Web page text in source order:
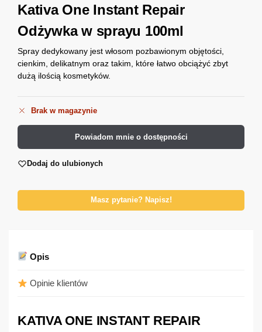
Kativa One Instant Repair
Odżywka w sprayu 100ml
Spray dedykowany jest włosom pozbawionym objętości,
cienkim, delikatnym oraz takim, które łatwo obciążyć zbyt
dużą ilością kosmetyków.
Brak w magazynie
Powiadom mnie o dostępności
Dodaj do ulubionych
Masz pytanie? Napisz!
Opis
Opinie klientów
KATIVA ONE INSTANT REPAIR